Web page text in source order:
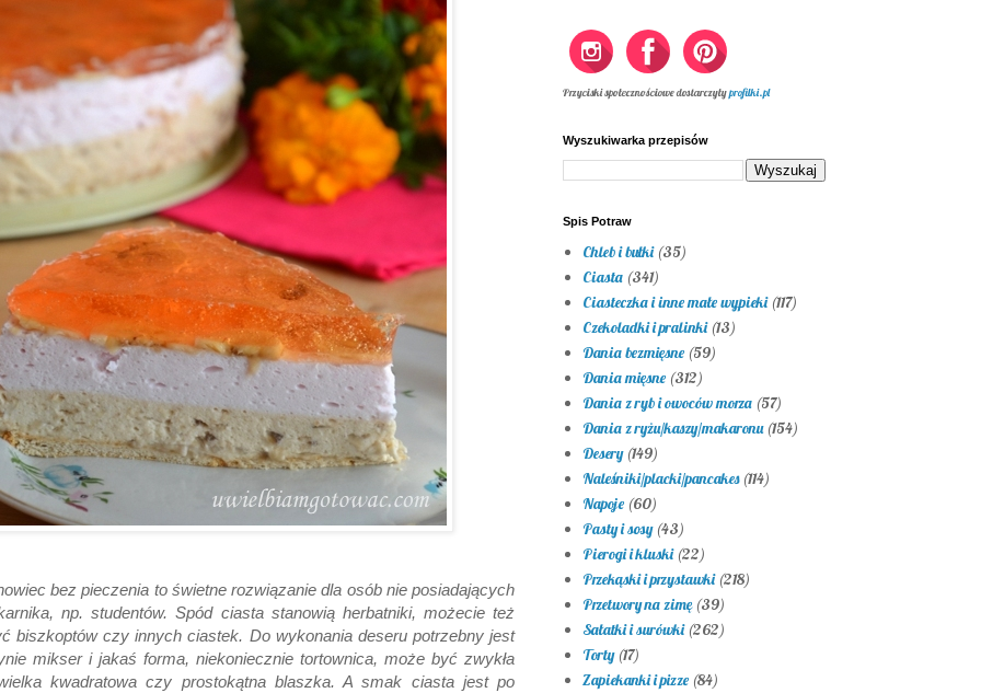
bez pieczenia to świetne rozwiązanie dla osób nie posiadających
np. studentów. Spód ciasta stanowią herbatniki, możecie też
biszkoptów czy innych ciastek. Do wykonania deseru potrzebny jest
mikser i jakaś forma, niekoniecznie tortownica, może być zwykła
kwadratowa czy prostokątna blaszka. A smak ciasta jest po
Przyciski społecznościowe dostarczyłyprofilki.pl
Wyszukiwarka przepisów
Spis Potraw
Chleb i bułki (35)
Ciasta (341)
Ciasteczka i inne małe wypieki (117)
Czekoladki i pralinki (13)
Dania bezmięsne (59)
Dania mięsne (312)
Dania z ryb i owoców morza (57)
Dania z ryżu/kaszy/makaronu (154)
Desery (149)
Naleśniki/placki/pancakes (114)
Napoje (60)
Pasty i sosy (43)
Pierogi i kluski (22)
Przekąski i przystawki (218)
Przetwory na zimę (39)
Sałatki i surówki (262)
Torty (17)
Zapiekanki i pizze (84)